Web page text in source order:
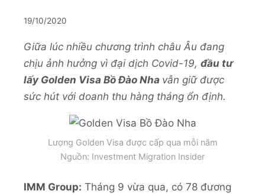
19/10/2020
Giữa lúc nhiều chương trình châu Âu đang
chịu ảnh hưởng vì đại dịch Covid-19, đầu tư
lấy Golden Visa Bồ Đào Nha vẫn giữ được
sức hút với doanh thu hàng tháng ổn định.
Lượng Golden Visa được cấp qua mỗi năm
Nguồn: Investment Migration Insider
IMM Group: Tháng 9 vừa qua, có 78 đương